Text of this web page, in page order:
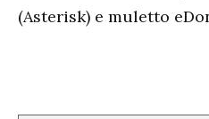
(Asterisk) e muletto